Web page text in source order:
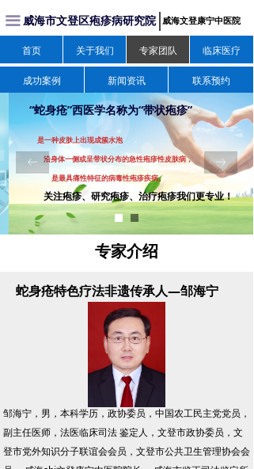
威海市文登区疱疹病研究院
끀
“蛇身疮”西医学名称为“带状疱疹”
是一种皮肤上出现成簇水泡
沿身体一侧或呈带状分布的急性疱疹性皮肤病，
是最具痛性特征的病毒性疱疹疾病。
关注疱疹、研究疱疹、治疗疱疹我们更专业！
ꂃ ꁹ
威海文登康宁中医院
首页 关于我们 专家团队 临床医疗
成功案例 新闻资讯 联系预约
蛇身疮特色疗法非遗传承人—邹海宁
邹海宁，男，本科学历，政协委员，中国农工民主党党员，
副主任医师，法医临床司法 鉴定人，文登市政协委员，文
登市党外知识分子联谊会会员，文登市公共卫生管理协会会
专家介绍